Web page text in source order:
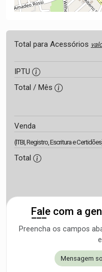
Total para Acessórios
IPTU
Total / Mês
Venda
(ITBI, Registro, Escritura e
Total
Fale com a
Preencha os campos
Mensagem